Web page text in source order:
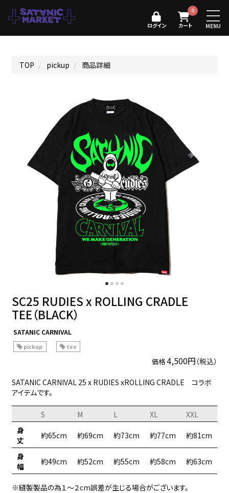
MENU
ログイン
0
カート
TOP pickup 商品詳細
SC25 RUDIES x ROLLING CRADLE
TEE（BLACK）
SATANIC CARNIVAL
pickup tee
価格4,500円 （税込）
SATANIC CARNIVAL 25 x RUDIES xROLLING CRADLE コラボ
アイテムです。
S M L XL
XXL
身
丈
約65cm 約69cm 約73cm 約77cm 約81cm
身
幅
約49cm 約52cm 約55cm 約58cm 約63cm
※縫製製品の為１〜２cm誤差が生じる場合がございます。